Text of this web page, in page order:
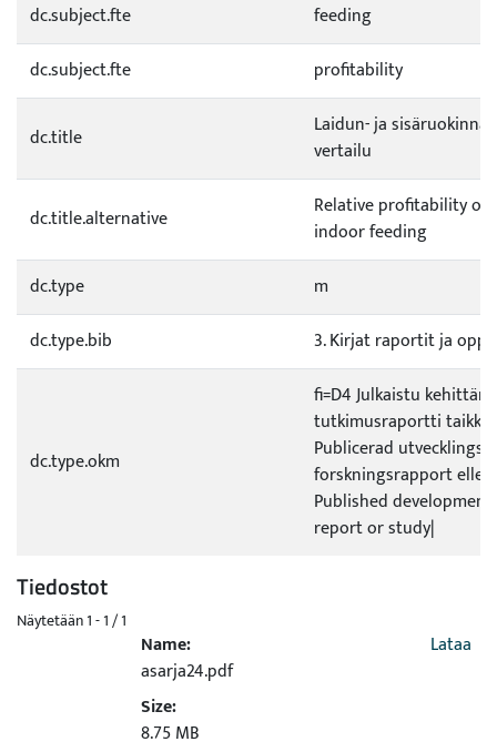
dc.subject.fte
feeding
dc.subject.fte
profitability
dc.title
Laidun- ja
vertailu
dc.title.alternative
Relative profitability of
indoor feeding
dc.type
m
dc.type.bib
3. Kirjat raportit ja
dc.type.okm
fi=D4 Julkaistu
tutkimusraportti taikka
Publicerad utvecklings-
forskningsrapport eller
Published
report or study|
Tiedostot
Näytetään1 - 1 / 1
Name:
asarja24.pdf
Size:
8.75 MB
Lataa